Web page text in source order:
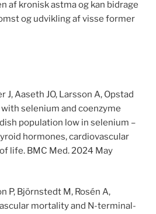
af ​​kronisk astma og kan bidrage
og udvikling af visse former
J, Aaseth JO, Larsson A, Opstad
selenium and coenzyme
population low in selenium –
hormones, cardiovascular
life. BMC Med. 2024 May
P, Björnstedt M, Rosén A,
mortality and N-terminal-